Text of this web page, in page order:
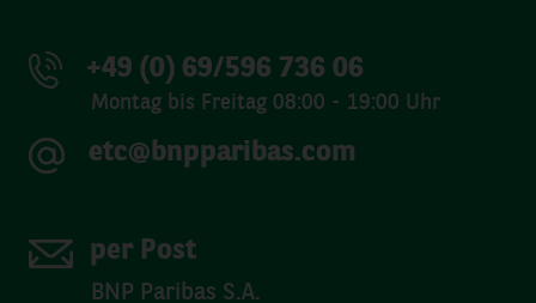
+49 (0) 69/596 736 06
Montag bis Freitag 08:00 - 19:00 Uhr
etc@bnpparibas.com
per Post
BNP Paribas S.A.